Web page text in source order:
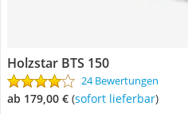
Holzstar BTS 150
24 Bewertungen
ab 179,00 € ( Sofort lieferbar)